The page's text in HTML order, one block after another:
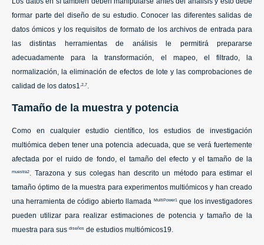
formar parte del diseño de su estudio. Conocer las diferentes salidas de
datos ómicos y los requisitos de formato de los archivos de entrada para
las distintas herramientas de análisis le permitirá prepararse
adecuadamente para la transformación, el mapeo, el filtrado, la
normalización, la eliminación de efectos de lote y las comprobaciones de
calidad de los datos1,2,7.
Tamaño de la muestra y potencia
Como en cualquier estudio científico, los estudios de investigación
multiómica deben tener una potencia adecuada, que se verá fuertemente
afectada por el ruido de fondo, el tamaño del efecto y el tamaño de la
muestra2. Tarazona y sus colegas han descrito un método para estimar el
tamaño óptimo de la muestra para experimentos multiómicos y han creado
una herramienta de código abierto llamada MultiPower1que los investigadores
pueden utilizar para realizar estimaciones de potencia y tamaño de la
muestra para sus diseños de estudios multiómicos19.